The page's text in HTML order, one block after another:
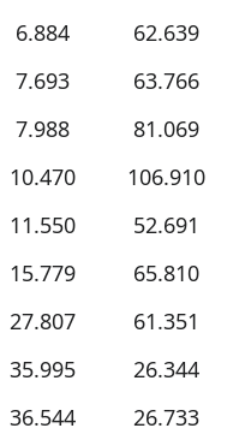
6.884
62.639
7.693
63.766
7.988
81.069
10.470
106.910
11.550
52.691
15.779
65.810
27.807
61.351
35.995
26.344
36.544
26.733